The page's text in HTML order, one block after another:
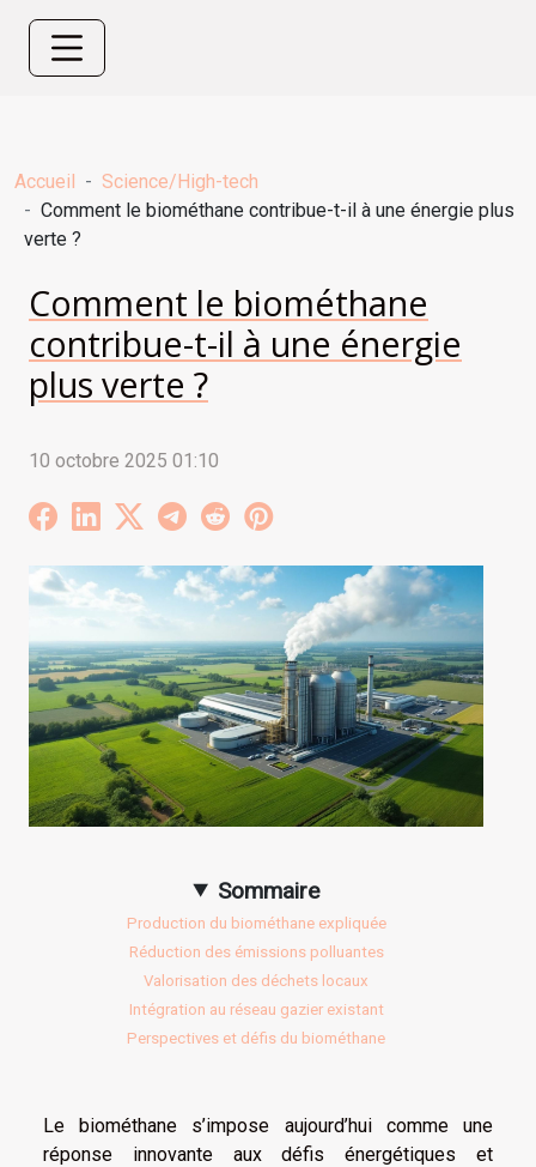
Accueil
Science/High-tech
Comment le biométhane contribue-t-il à une énergie plus
verte ?
Comment le biométhane
contribue-t-il à une énergie
plus verte ?
10 octobre 2025 01:10
Sommaire
Production du biométhane expliquée
Réduction des émissions polluantes
Valorisation des déchets locaux
Intégration au réseau gazier existant
Perspectives et défis du biométhane
Le biométhane s’impose aujourd’hui comme une
réponse innovante aux défis énergétiques et